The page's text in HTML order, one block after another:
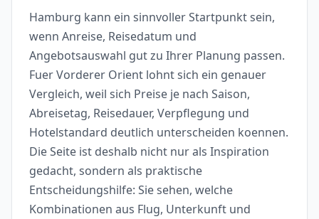
Hamburg kann ein sinnvoller Startpunkt sein,
wenn Anreise, Reisedatum und
Angebotsauswahl gut zu Ihrer Planung passen.
Fuer Vorderer Orient lohnt sich ein genauer
Vergleich, weil sich Preise je nach Saison,
Abreisetag, Reisedauer, Verpflegung und
Hotelstandard deutlich unterscheiden koennen.
Die Seite ist deshalb nicht nur als Inspiration
gedacht, sondern als praktische
Entscheidungshilfe: Sie sehen, welche
Kombinationen aus Flug, Unterkunft und